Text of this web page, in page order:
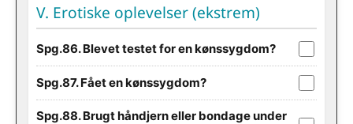
V. Erotiske oplevelser (ekstrem)
Spg.86. Blevet testet for en kønssygdom?
Spg.87. Fået en kønssygdom?
Spg.88. Brugt håndjern eller bondage under